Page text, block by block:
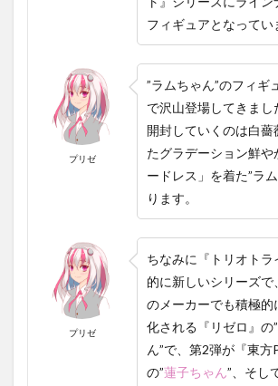
アの開
封
1.5
”ラムち
ゃん
ィギュ
アの組
み立て
1.6
『Trio
－Try
フィギュアとなってい
プリゼ
”ラムちゃん”のフィギ
で沢山登場してきまし
開封していくのは白薔
たグラデーション鮮や
ードレス」を着た”ラ
ります。
プリゼ
ちなみに『トリオトラ
的に新しいシリーズで
のメーカーでも積極的
化される『リゼロ』の
ん”で、第2弾が『東方
の”蓮子ちゃん”、そし